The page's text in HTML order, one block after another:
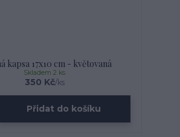
kapsa 17x10 cm - květovaná
350 Kč/ks
Skladem 2 ks
Přidat do košíku